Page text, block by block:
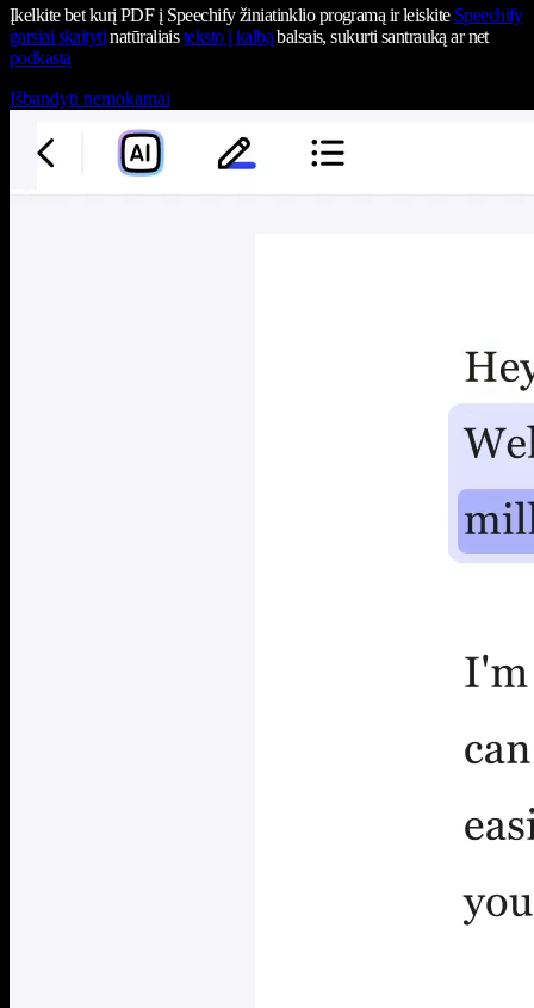
Įkelkite bet kurį PDF į Speechify žiniatinklio programą ir leiskite Speechify
garsiai skaitytinatūraliaisteksto į kalbąbalsais, sukurti santrauką ar net
podkastą
Išbandyti nemokamai